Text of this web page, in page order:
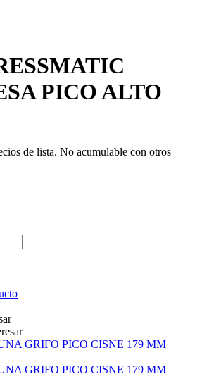
PICO ALTO
de lista. No acumulable con otros